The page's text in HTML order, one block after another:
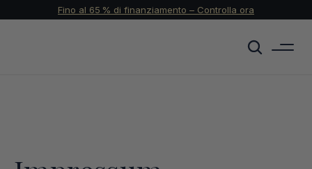
Fino al 65 % di finanziamento – Controlla ora